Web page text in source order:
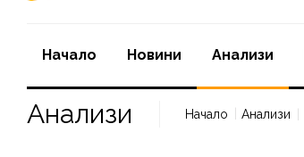
Начало Новини Aнализи
Анализи Начало Анализи